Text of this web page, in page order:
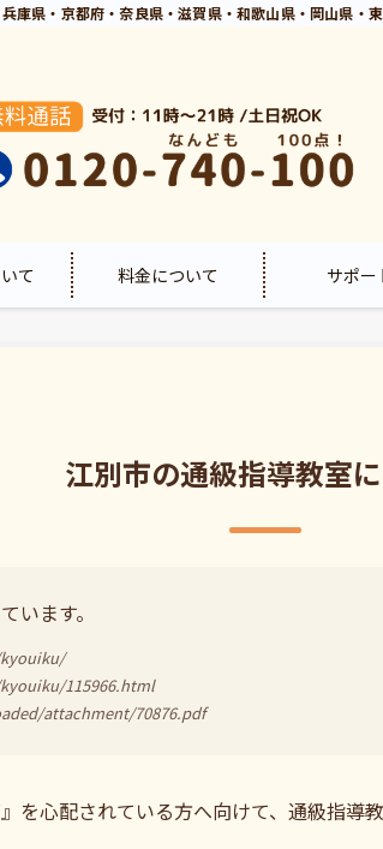
庫県・京都府・奈良県・滋賀県・和歌山県・岡山県
て 料金について サポー
江別市の通級指導教室
います。
115966.html
attachment/70876.pdf
を心配されている方へ向けて、通級指導教